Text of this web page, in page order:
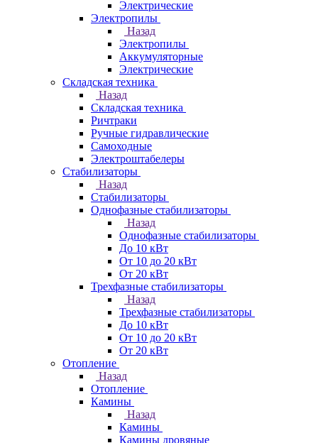
Электрические
Электропилы
Назад
Электропилы
Аккумуляторные
Электрические
Складская техника
Назад
Складская техника
Ричтраки
Ручные гидравлические
Самоходные
Электроштабелеры
Стабилизаторы
Назад
Стабилизаторы
Однофазные стабилизаторы
Назад
Однофазные стабилизаторы
До 10 кВт
От 10 до 20 кВт
От 20 кВт
Трехфазные стабилизаторы
Назад
Трехфазные стабилизаторы
До 10 кВт
От 10 до 20 кВт
От 20 кВт
Отопление
Назад
Отопление
Камины
Назад
Камины
Камины дровяные